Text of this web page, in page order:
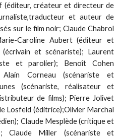
(éditeur, créateur et directeur de
et auteur de
sur le film noir; Claude Chabrol
Caroline Aubert (éditeur et
(écrivain et scénariste); Laurent
et parolier); Benoît Cohen
Corneau (scénariste et
(scénariste, réalisateur et
de films); Pierre Jolivet
Losfeld (éditrice);Olivier Marchal
Claude Mesplède (critique et
Claude Miller (scénariste et